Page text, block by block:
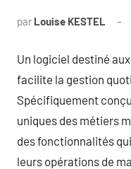
par Louise KESTEL
Un logiciel destiné
facilite la gestion
Spécifiquement
uniques des métiers
des fonctionnalités
leurs opérations de